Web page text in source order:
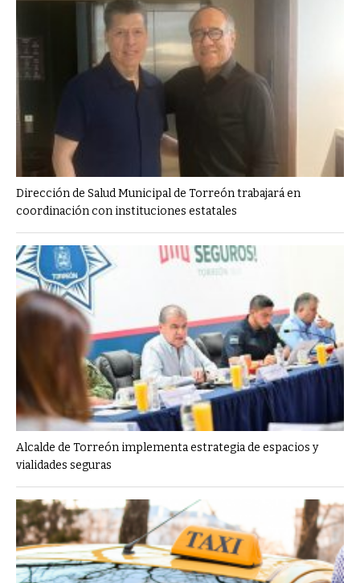
Dirección de Salud Municipal de Torreón trabajará en
coordinación con instituciones estatales
Alcalde de Torreón implementa estrategia de espacios y
vialidades seguras